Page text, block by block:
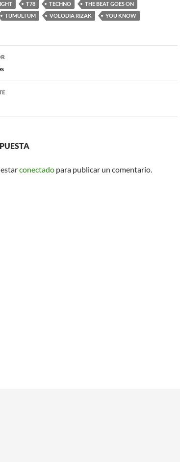
T78 TECHNO
THE BEAT GOES ON
TUMULTUM VOLODIA RIZAK YOU KNOW
conectado para publicar un comentario.